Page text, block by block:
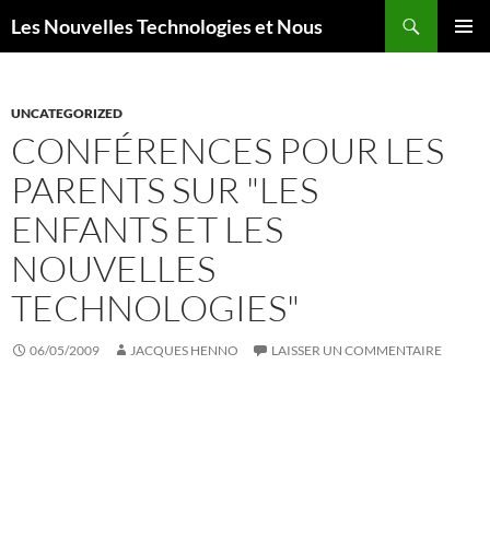
auLes Nouvelles Technologies et Nous
UNCATEGORIZED
CONFÉRENCES POUR LES
PARENTS SUR "LES
ENFANTS ET LES
NOUVELLES
TECHNOLOGIES"
06/05/2009 JACQUES HENNO LAISSER UN COMMENTAIRE